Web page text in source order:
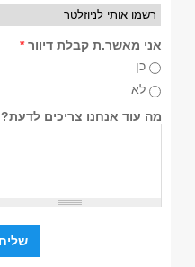
אני מאשר.ת קבלת דיוור*
כן
לא
מה עוד אנחנו צריכים לדעת?